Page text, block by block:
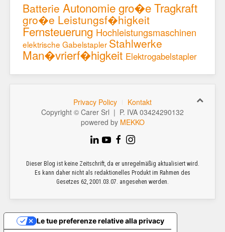
Batterie Autonomiegro�e Tragkraft
gro�e Leistungsf�higkeit
FernsteuerungHochleistungsmaschinen
elektrische Gabelstapler Stahlwerke
Man�vrierf�higkeit Elektrogabelstapler
Privacy Policy
Kontakt
Copyright © Carer Srl | P. IVA 03424290132
powered by MEKKO
Dieser Blog ist keine Zeitschrift, da er unregelmäßig aktualisiert wird.
Es kann daher nicht als redaktionelles Produkt im Rahmen des
Gesetzes 62, 2001.03.07. angesehen werden.
Le tue preferenze relative alla privacy